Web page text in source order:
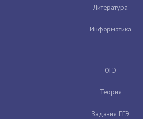
Литература
Информатика
ОГЭ
Теория
Задания ЕГЭ